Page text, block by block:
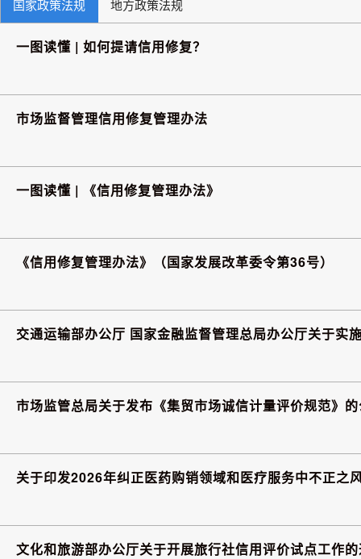
国家政策法规 地方政策法规
一图读懂 | 如何提请信用修复？
市场监督管理信用修复管理办法
一图读懂 | 《信用修复管理办法》
《信用修复管理办法》（国家发展改革委令第36号）
交通运输部办公厅 国家金融监督管理总局办公厅关于实
市场监管总局关于发布《集贸市场诚信计量评价规范》
关于印发2026年纠正医药购销领域和医疗服务中不正之
文化和旅游部办公厅关于开展旅行社信用评价试点工作